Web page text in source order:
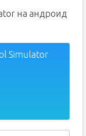
на андроид
Simulator